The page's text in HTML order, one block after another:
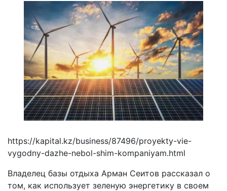
https://kapital.kz/business/87496/proyekty-vie-
vygodny-dazhe-nebol-shim-kompaniyam.html
Владелец базы отдыха Арман Сеитов рассказал о
том, как использует зеленую энергетику в своем